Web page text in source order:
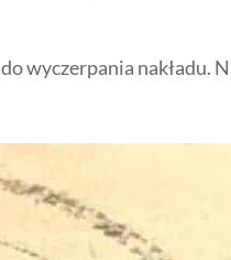
do wyczerpania nakładu.